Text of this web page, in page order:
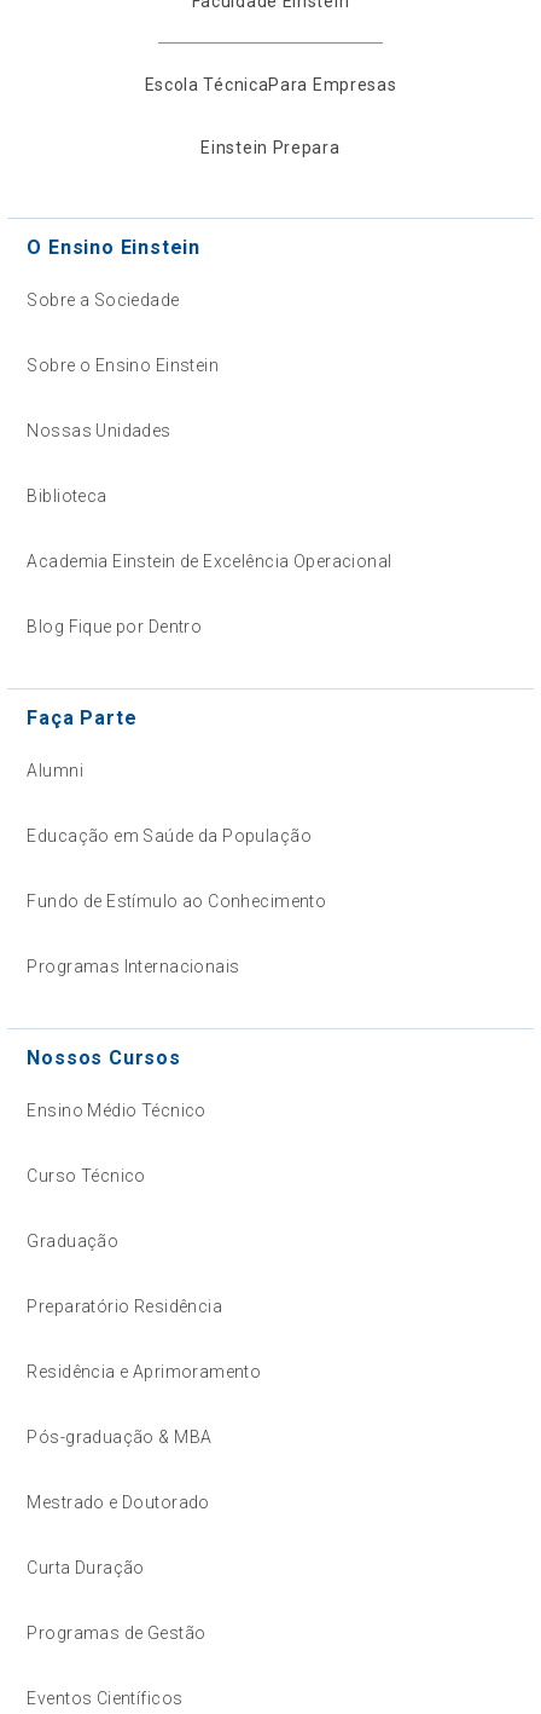
Escola TécnicaPara Empresas
Einstein Prepara
O Ensino Einstein
Sobre a Sociedade
Sobre o Ensino Einstein
Nossas Unidades
Biblioteca
Academia Einstein de Excelência Operacional
Blog Fique por Dentro
Faça Parte
Alumni
Educação em Saúde da População
Fundo de Estímulo ao Conhecimento
Programas Internacionais
Nossos Cursos
Ensino Médio Técnico
Curso Técnico
Graduação
Preparatório Residência
Residência e Aprimoramento
Pós-graduação & MBA
Mestrado e Doutorado
Curta Duração
Programas de Gestão
Eventos Científicos